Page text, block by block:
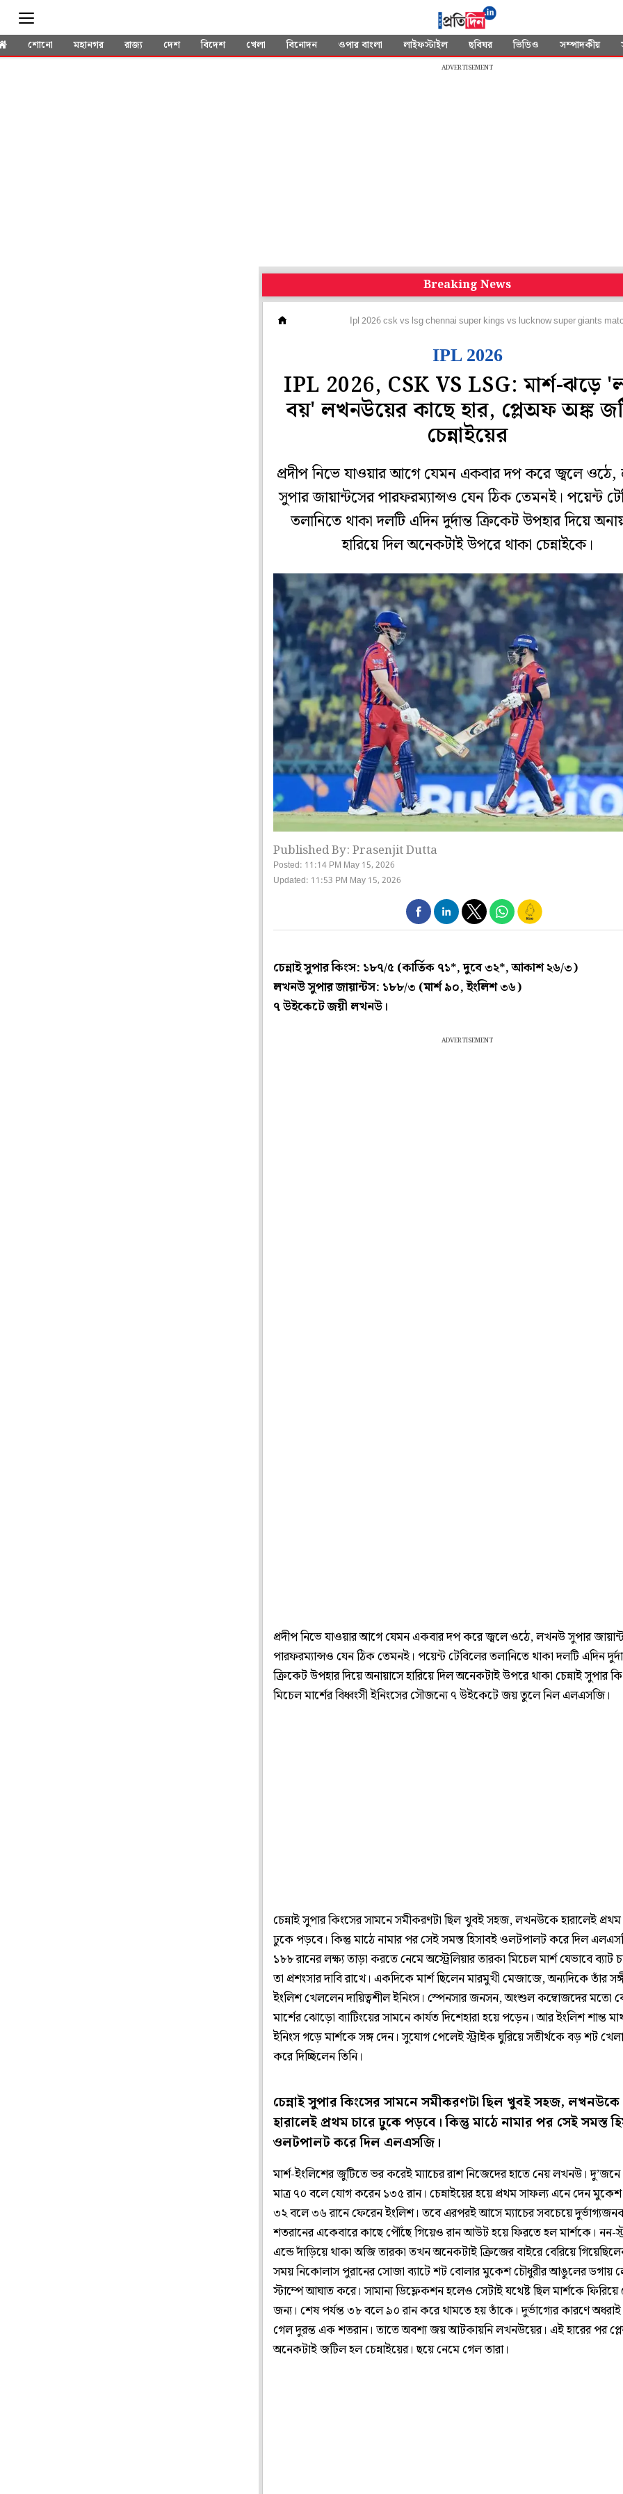
শোনো মহানগর রাজ্য দেশ বিদেশ খেলা বিনোদন ওপার বাংলা লাইফস্টাইল ছবিঘর ভিডিও সম্পাদকীয়
ADVERTISEMENT
Breaking News
Ipl 2026 csk vs lsg chennai super kings vs lucknow super giants
IPL 2026
IPL 2026, CSK VS LSG: মার্শ-ঝড়ে
বয়' লখনউয়ের কাছে হার, প্লেঅফ অঙ্ক
চেন্নাইয়ের
প্রদীপ নিভে যাওয়ার আগে যেমন একবার দপ করে জ্বলে
সুপার জায়ান্টসের পারফরম্যান্সও যেন ঠিক তেমনই। পয়েন্ট
তলানিতে থাকা দলটি এদিন দুর্দান্ত ক্রিকেট উপহার দিয়ে
হারিয়ে দিল অনেকটাই উপরে থাকা চেন্নাইকে।
Published By: Prasenjit Dutta
Posted: 11:14 PM May 15, 2026
Updated: 11:53 PM May 15, 2026
চেন্নাই সুপার কিংস: ১৮৭/৫ (কার্তিক ৭১*, দুবে ৩২*, আকাশ ২৬/৩)
লখনউ সুপার জায়ান্টস: ১৮৮/৩ (মার্শ ৯০, ইংলিশ ৩৬)
৭ উইকেটে জয়ী লখনউ।
ADVERTISEMENT
প্রদীপ নিভে যাওয়ার আগে যেমন একবার দপ করে জ্বলে ওঠে, লখনউ সুপার
পারফরম্যান্সও যেন ঠিক তেমনই। পয়েন্ট টেবিলের তলানিতে থাকা দলটি এদিন
ক্রিকেট উপহার দিয়ে অনায়াসে হারিয়ে দিল অনেকটাই উপরে থাকা চেন্নাই সুপার
মিচেল মার্শের বিধ্বংসী ইনিংসের সৌজন্যে ৭ উইকেটে জয় তুলে নিল এলএসজি।
চেন্নাই সুপার কিংসের সামনে সমীকরণটা ছিল খুবই সহজ, লখনউকে হারালেই প্রথম
ঢুকে পড়বে। কিন্তু মাঠে নামার পর সেই সমস্ত হিসাবই ওলটপালট করে দিল
১৮৮ রানের লক্ষ্য তাড়া করতে নেমে অস্ট্রেলিয়ার তারকা মিচেল মার্শ যেভাবে ব্যাট
তা প্রশংসার দাবি রাখে। একদিকে মার্শ ছিলেন মারমুখী মেজাজে, অন্যদিকে তাঁর
ইংলিশ খেললেন দায়িত্বশীল ইনিংস। স্পেনসার জনসন, অংশুল কম্বোজদের মতো
মার্শের ঝোড়ো ব্যাটিংয়ের সামনে কার্যত দিশেহারা হয়ে পড়েন। আর ইংলিশ শান্ত
ইনিংস গড়ে মার্শকে সঙ্গ দেন। সুযোগ পেলেই স্ট্রাইক ঘুরিয়ে সতীর্থকে বড় শট
করে দিচ্ছিলেন তিনি।
চেন্নাই সুপার কিংসের সামনে সমীকরণটা ছিল খুবই সহজ, লখনউকে
হারালেই প্রথম চারে ঢুকে পড়বে। কিন্তু মাঠে নামার পর সেই সমস্ত
ওলটপালট করে দিল এলএসজি।
মার্শ-ইংলিশের জুটিতে ভর করেই ম্যাচের রাশ নিজেদের হাতে নেয় লখনউ।
মাত্র ৭০ বলে যোগ করেন ১৩৫ রান। চেন্নাইয়ের হয়ে প্রথম সাফল্য এনে দেন মুকেশ
৩২ বলে ৩৬ রানে ফেরেন ইংলিশ। তবে এরপরই আসে ম্যাচের সবচেয়ে
শতরানের একেবারে কাছে পৌঁছে গিয়েও রান আউট হয়ে ফিরতে হল মার্শকে। নন-
এন্ডে দাঁড়িয়ে থাকা অজি তারকা তখন অনেকটাই ক্রিজের বাইরে বেরিয়ে
সময় নিকোলাস পুরানের সোজা ব্যাটে শট বোলার মুকেশ চৌধুরীর আঙুলের ডগায়
স্টাম্পে আঘাত করে। সামান্য ডিফ্লেকশন হলেও সেটাই যথেষ্ট ছিল মার্শকে ফিরিয়ে
জন্য। শেষ পর্যন্ত ৩৮ বলে ৯০ রান করে থামতে হয় তাঁকে। দুর্ভাগ্যের কারণে
গেল দুরন্ত এক শতরান। তাতে অবশ্য জয় আটকায়নি লখনউয়ের। এই হারের পর
অনেকটাই জটিল হল চেন্নাইয়ের। ছয়ে নেমে গেল তারা।